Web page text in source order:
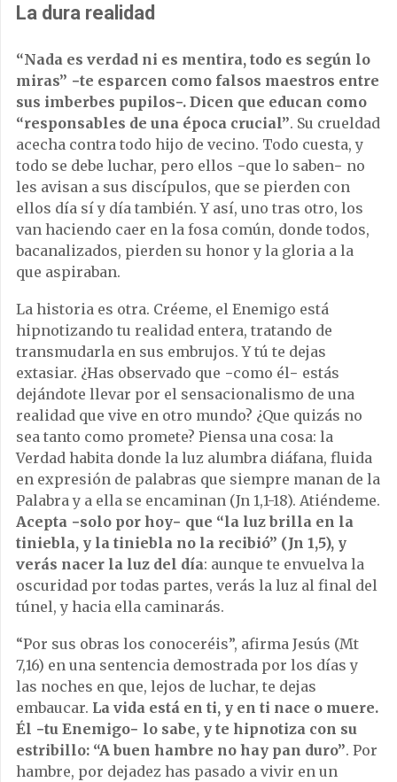
La dura realidad
“Nada es verdad ni es mentira, todo es según lo
miras” −te esparcen como falsos maestros entre
sus imberbes pupilos−. Dicen que educan como
“responsables de una época crucial”. Su crueldad
acecha contra todo hijo de vecino. Todo cuesta, y
todo se debe luchar, pero ellos −que lo saben− no
les avisan a sus discípulos, que se pierden con
ellos día sí y día también. Y así, uno tras otro, los
van haciendo caer en la fosa común, donde todos,
bacanalizados, pierden su honor y la gloria a la
que aspiraban.
La historia es otra. Créeme, el Enemigo está
hipnotizando tu realidad entera, tratando de
transmudarla en sus embrujos. Y tú te dejas
extasiar. ¿Has observado que −como él− estás
dejándote llevar por el sensacionalismo de una
realidad que vive en otro mundo? ¿Que quizás no
sea tanto como promete? Piensa una cosa: la
Verdad habita donde la luz alumbra diáfana, fluida
en expresión de palabras que siempre manan de la
Palabra y a ella se encaminan (Jn 1,1-18). Atiéndeme.
Acepta −solo por hoy− que “la luz brilla en la
tiniebla, y la tiniebla no la recibió” (Jn 1,5), y
verás nacer la luz del día: aunque te envuelva la
oscuridad por todas partes, verás la luz al final del
túnel, y hacia ella caminarás.
“Por sus obras los conoceréis”, afirma Jesús (Mt
7,16) en una sentencia demostrada por los días y
las noches en que, lejos de luchar, te dejas
embaucar. La vida está en ti, y en ti nace o muere.
Él −tu Enemigo− lo sabe, y te hipnotiza con su
estribillo: “A buen hambre no hay pan duro”. Por
hambre, por dejadez has pasado a vivir en un